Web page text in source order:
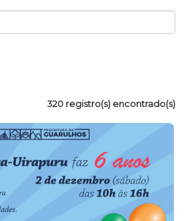
320 registro(s) encontrado(s)